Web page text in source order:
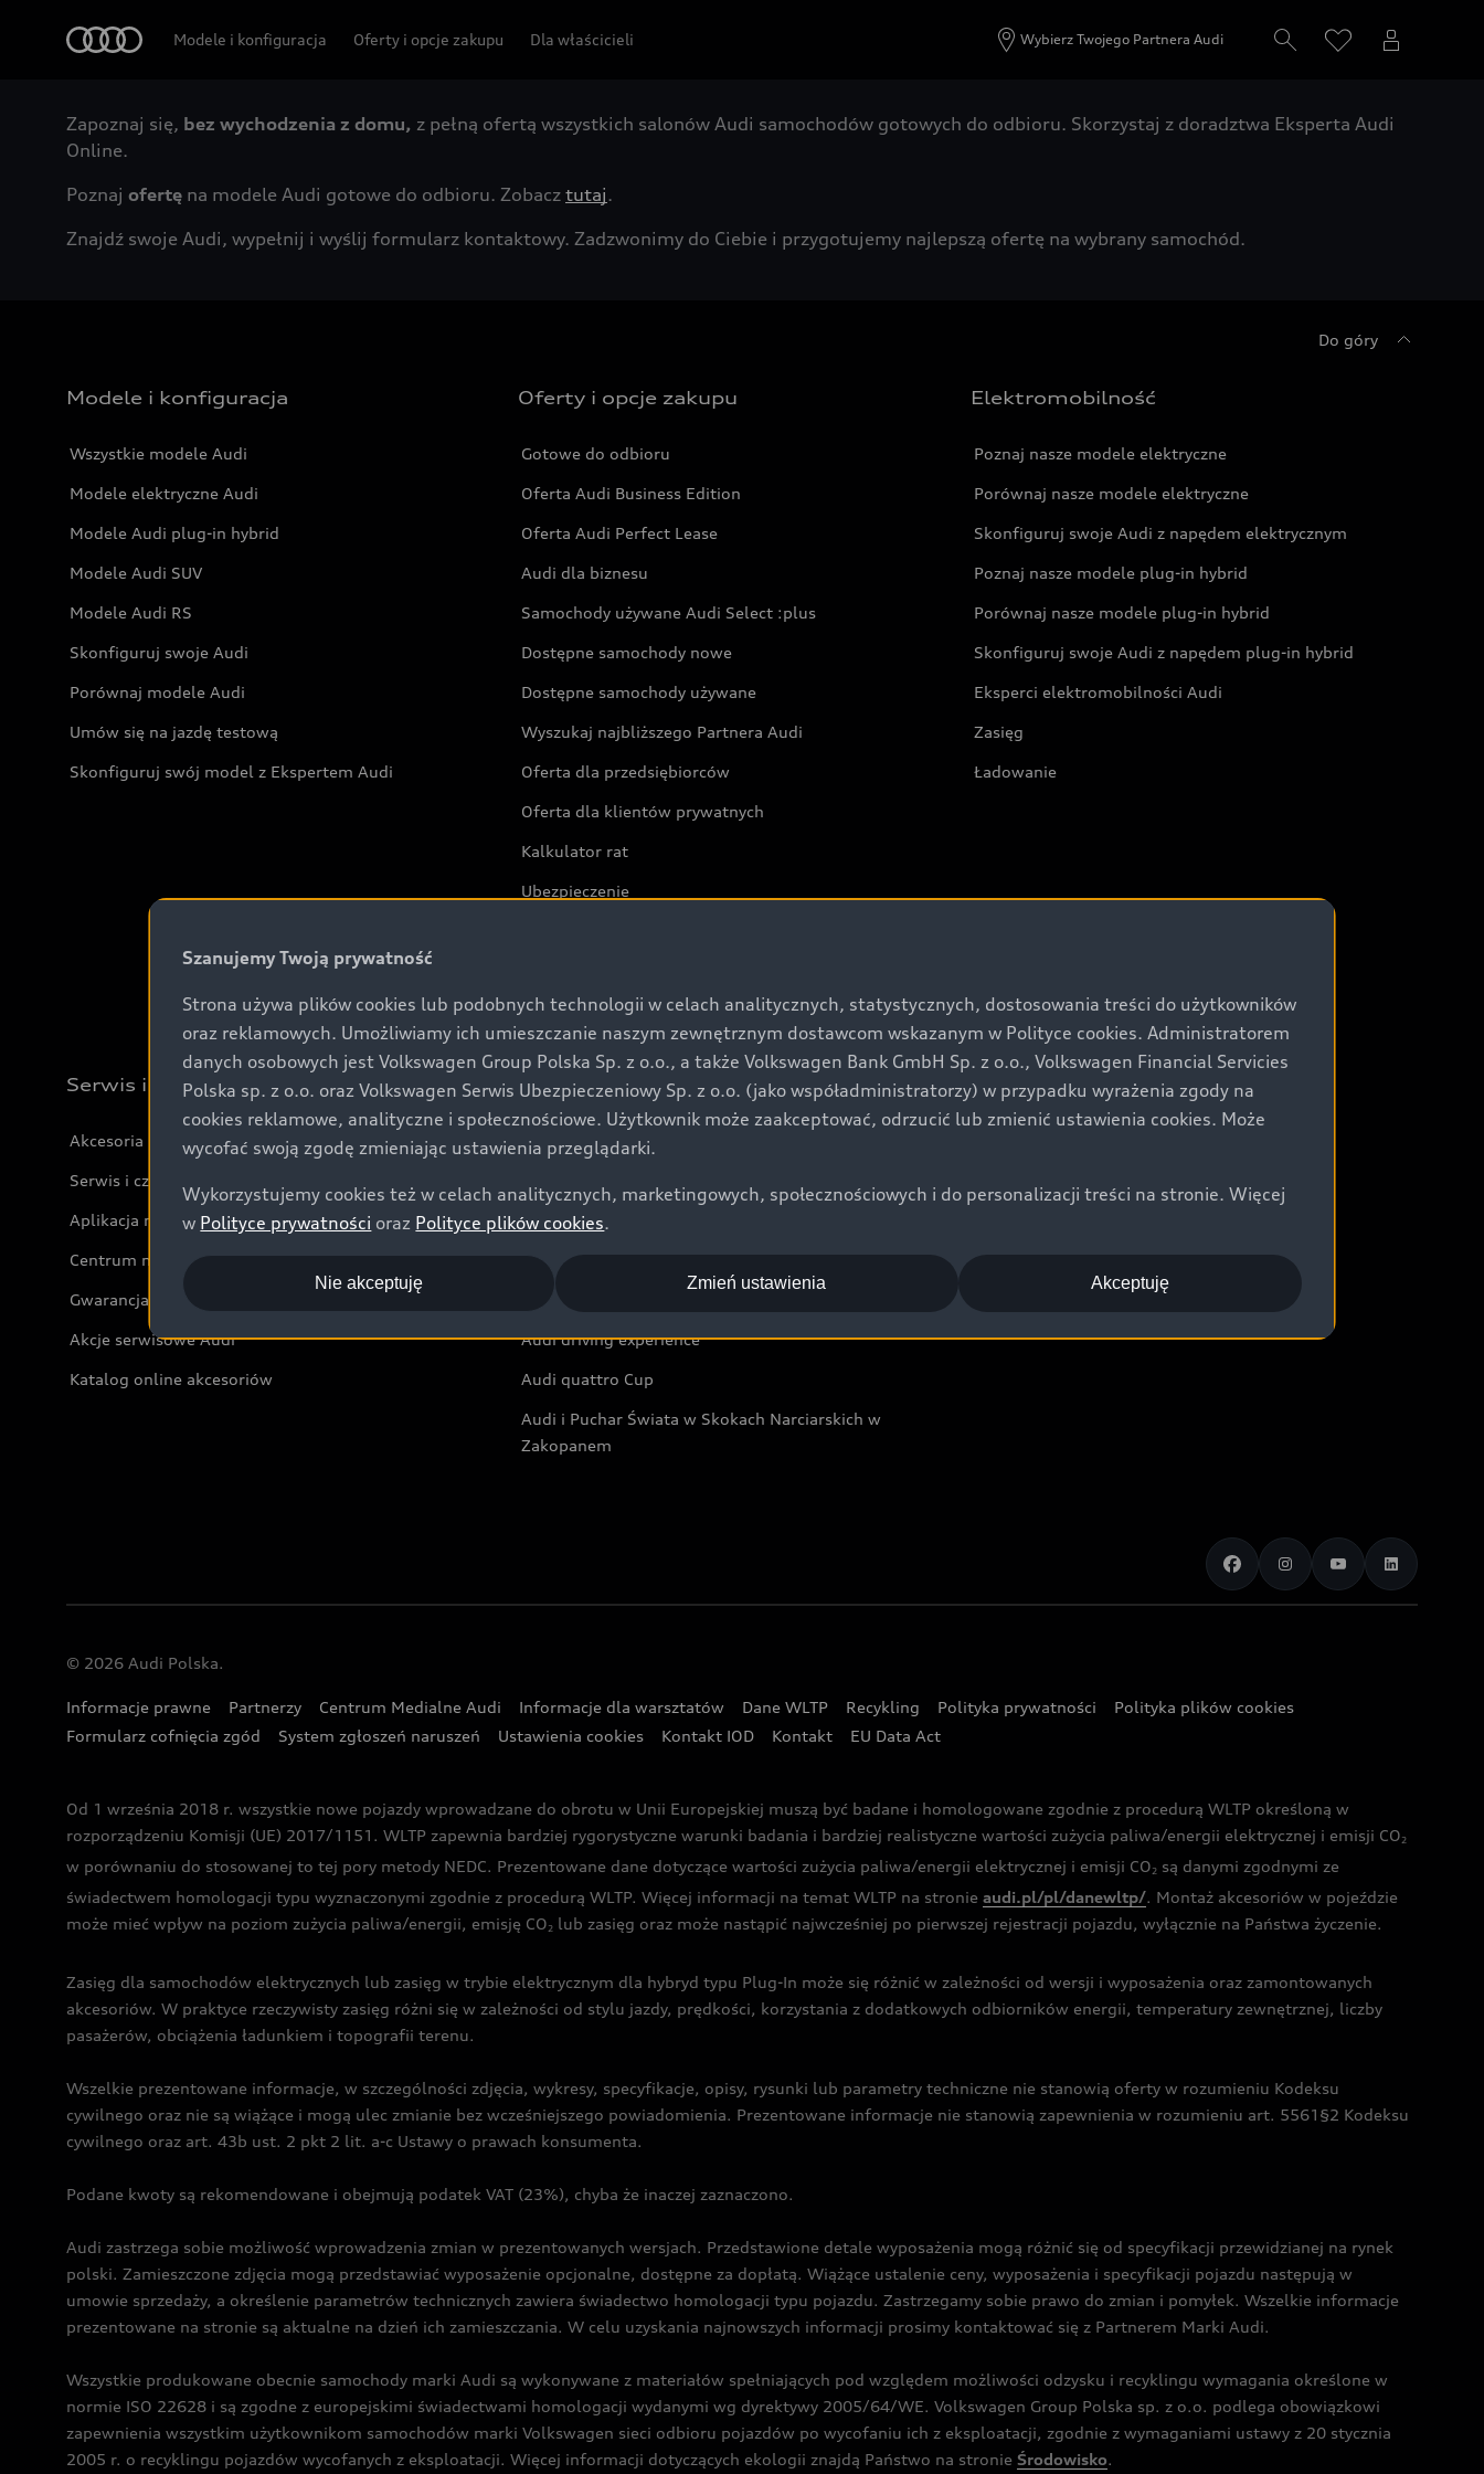
Modele i konfiguracja Oferty i opcje zakupu Dla właścicieli Wybierz Twojego Partnera Audi
Zapoznaj się, bez wychodzenia z domu, z pełną ofertą wszystkich salonów Audi samochodów gotowych do odbioru. Skorzystaj z doradztwa Eksperta Audi
Online.
Poznaj ofertę na modele Audi gotowe do odbioru. Zobacz tutaj.
Znajdź swoje Audi, wypełnij i wyślij formularz kontaktowy. Zadzwonimy do Ciebie i przygotujemy najlepszą ofertę na wybrany samochód.
Do góry
Modele i konfiguracja
Wszystkie modele Audi
Modele elektryczne Audi
Modele Audi plug-in hybrid
Modele Audi SUV
Modele Audi RS
Skonfiguruj swoje Audi
Porównaj modele Audi
Umów się na jazdę testową
Skonfiguruj swój model z Ekspertem Audi
Oferty i opcje zakupu
Gotowe do odbioru
Oferta Audi Business Edition
Oferta Audi Perfect Lease
Audi dla biznesu
Samochody używane Audi Select :plus
Dostępne samochody nowe
Dostępne samochody używane
Wyszukaj najbliższego Partnera Audi
Oferta dla przedsiębiorców
Oferta dla klientów prywatnych
Kalkulator rat
Ubezpieczenie
Audi exclusive
Elektromobilność
Poznaj nasze modele elektryczne
Porównaj nasze modele elektryczne
Skonfiguruj swoje Audi z napędem elektrycznym
Poznaj nasze modele plug-in hybrid
Porównaj nasze modele plug-in hybrid
Skonfiguruj swoje Audi z napędem plug-in hybrid
Eksperci elektromobilności Audi
Zasięg
Ładowanie
Serwis i akcesoria
Akcesoria
Serwis i części
Aplikacja myAudi i usługi cyfrowe
Centrum napraw powypadkowych
Gwarancja
Akcje serwisowe Audi
Katalog online akcesoriów
Świat Audi
Aktualności i historie postępu
Audi Nuvolari
Audi Sport Festiwal
Audi i Muzeum Sztuki Nowoczesnej w Warszawie
Audi driving experience
Audi quattro Cup
Audi i Puchar Świata w Skokach Narciarskich w
Zakopanem
© 2026 Audi Polska.
Informacje prawne Partnerzy Centrum Medialne Audi Informacje dla warsztatów Dane WLTP Recykling Polityka prywatności
Polityka plików cookies
Formularz cofnięcia zgód
System zgłoszeń naruszeń Ustawienia cookies Kontakt IOD Kontakt EU Data Act
Od 1 września 2018 r. wszystkie nowe pojazdy wprowadzane do obrotu w Unii Europejskiej muszą być badane i homologowane zgodnie z procedurą WLTP określoną w
rozporządzeniu Komisji (UE) 2017/1151. WLTP zapewnia bardziej rygorystyczne warunki badania i bardziej realistyczne wartości zużycia paliwa/energii elektrycznej i emisji CO2
w porównaniu do stosowanej to tej pory metody NEDC. Prezentowane dane dotyczące wartości zużycia paliwa/energii elektrycznej i emisji CO2 są danymi zgodnymi ze
świadectwem homologacji typu wyznaczonymi zgodnie z procedurą WLTP. Więcej informacji na temat WLTP na stronie audi.pl/pl/danewltp/. Montaż akcesoriów w pojeździe
może mieć wpływ na poziom zużycia paliwa/energii, emisję CO2 lub zasięg oraz może nastąpić najwcześniej po pierwszej rejestracji pojazdu, wyłącznie na Państwa życzenie.
Zasięg dla samochodów elektrycznych lub zasięg w trybie elektrycznym dla hybryd typu Plug-In może się różnić w zależności od wersji i wyposażenia oraz zamontowanych
akcesoriów. W praktyce rzeczywisty zasięg różni się w zależności od stylu jazdy, prędkości, korzystania z dodatkowych odbiorników energii, temperatury zewnętrznej, liczby
pasażerów, obciążenia ładunkiem i topografii terenu.
Wszelkie prezentowane informacje, w szczególności zdjęcia, wykresy, specyfikacje, opisy, rysunki lub parametry techniczne nie stanowią oferty w rozumieniu Kodeksu
cywilnego oraz nie są wiążące i mogą ulec zmianie bez wcześniejszego powiadomienia. Prezentowane informacje nie stanowią zapewnienia w rozumieniu art. 5561§2 Kodeksu
cywilnego oraz art. 43b ust. 2 pkt 2 lit. a-c Ustawy o prawach konsumenta.
Podane kwoty są rekomendowane i obejmują podatek VAT (23%), chyba że inaczej zaznaczono.
Audi zastrzega sobie możliwość wprowadzenia zmian w prezentowanych wersjach. Przedstawione detale wyposażenia mogą różnić się od specyfikacji przewidzianej na rynek
polski. Zamieszczone zdjęcia mogą przedstawiać wyposażenie opcjonalne, dostępne za dopłatą. Wiążące ustalenie ceny, wyposażenia i specyfikacji pojazdu następują w
umowie sprzedaży, a określenie parametrów technicznych zawiera świadectwo homologacji typu pojazdu. Zastrzegamy sobie prawo do zmian i pomyłek. Wszelkie informacje
prezentowane na stronie są aktualne na dzień ich zamieszczania. W celu uzyskania najnowszych informacji prosimy kontaktować się z Partnerem Marki Audi.
Wszystkie produkowane obecnie samochody marki Audi są wykonywane z materiałów spełniających pod względem możliwości odzysku i recyklingu wymagania określone w
normie ISO 22628 i są zgodne z europejskimi świadectwami homologacji wydanymi wg dyrektywy 2005/64/WE. Volkswagen Group Polska sp. z o.o. podlega obowiązkowi
zapewnienia wszystkim użytkownikom samochodów marki Volkswagen sieci odbioru pojazdów po wycofaniu ich z eksploatacji, zgodnie z wymaganiami ustawy z 20 stycznia
2005 r. o recyklingu pojazdów wycofanych z eksploatacji. Więcej informacji dotyczących ekologii znajdą Państwo na stronie Środowisko.
Szanujemy Twoją prywatność
Strona używa plików cookies lub podobnych technologii w celach analitycznych, statystycznych, dostosowania treści do użytkowników
oraz reklamowych. Umożliwiamy ich umieszczanie naszym zewnętrznym dostawcom wskazanym w Polityce cookies. Administratorem
danych osobowych jest Volkswagen Group Polska Sp. z o.o., a także Volkswagen Bank GmbH Sp. z o.o., Volkswagen Financial Servicies
Polska sp. z o.o. oraz Volkswagen Serwis Ubezpieczeniowy Sp. z o.o. (jako współadministratorzy) w przypadku wyrażenia zgody na
cookies reklamowe, analityczne i społecznościowe. Użytkownik może zaakceptować, odrzucić lub zmienić ustawienia cookies. Może
wycofać swoją zgodę zmieniając ustawienia przeglądarki.
Wykorzystujemy cookies też w celach analitycznych, marketingowych, społecznościowych i do personalizacji treści na stronie. Więcej
w Polityce prywatności oraz Polityce plików cookies.
Akceptuję
Nie akceptuję Zmień ustawienia